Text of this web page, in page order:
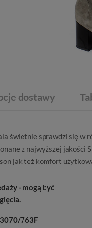
dostawy
świetnie sprawdzi się w
z najwyższej jakości
jak też komfort
- mogą być
3070/763F